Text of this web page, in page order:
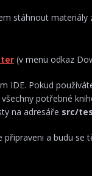
stáhnout materiály
(v menu odkaz
IDE. Pokud
potřebné
na adresáře src/
a budu se